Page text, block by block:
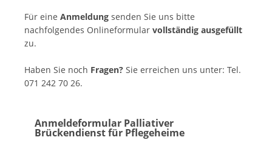
Für eine Anmeldung senden Sie uns bitte
nachfolgendes Onlineformular vollständig ausgefüllt
zu.
Haben Sie noch Fragen? Sie erreichen uns unter: Tel.
071 242 70 26.
Anmeldeformular Palliativer
Brückendienst für Pflegeheime